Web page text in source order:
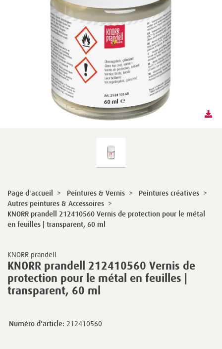
KNORR prandell
KNORR prandell 212410560 Vernis de
protection pour le métal en feuilles |
transparent, 60 ml
Page d'accueil > Peintures & Vernis > Peintures créatives >
Autres peintures & Accessoires >
KNORR prandell 212410560 Vernis de protection pour le métal
en feuilles | transparent, 60 ml
Numéro d'article: 212410560